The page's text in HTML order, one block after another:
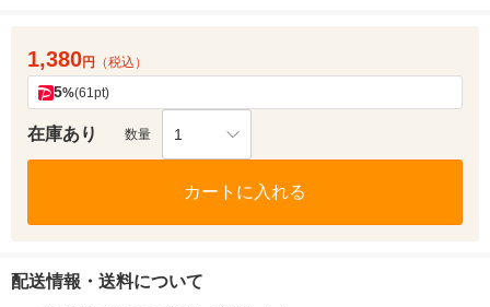
1,380円 （税込）
5%(61pt)
在庫あり 数量 1
カートに入れる
配送情報・送料について